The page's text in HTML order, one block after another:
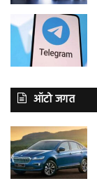
ऑटो जगत